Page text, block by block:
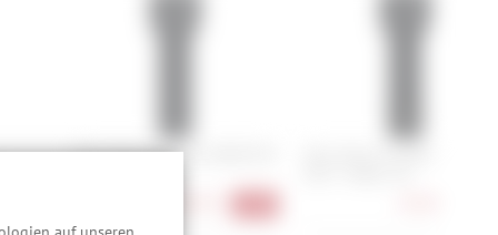
Abus Bordo Combo 6000C/90